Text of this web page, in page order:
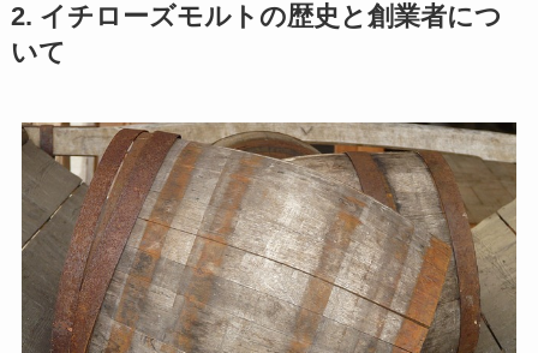
2. イチローズモルトの歴史と創業者につ
いて